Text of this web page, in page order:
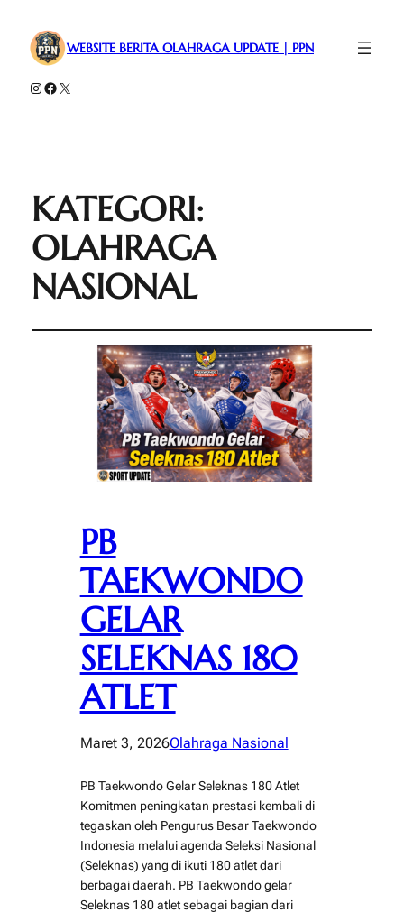
WEBSITE BERITA OLAHRAGA UPDATE | PPN
Instagram
Facebook
X
KATEGORI:
OLAHRAGA
NASIONAL
PB
TAEKWONDO
GELAR
SELEKNAS 180
ATLET
Maret 3, 2026Olahraga Nasional
PB Taekwondo Gelar Seleknas 180 Atlet
Komitmen peningkatan prestasi kembali di
tegaskan oleh Pengurus Besar Taekwondo
Indonesia melalui agenda Seleksi Nasional
(Seleknas) yang di ikuti 180 atlet dari
berbagai daerah. PB Taekwondo gelar
Seleknas 180 atlet sebagai bagian dari